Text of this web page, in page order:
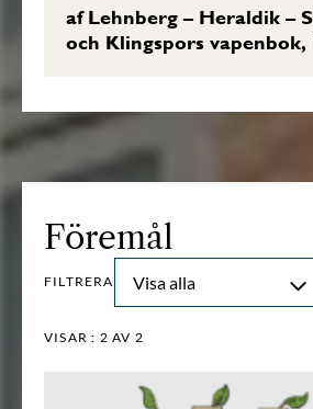
af Lehnberg – Heraldik –
och Klingspors vapenbok,
Föremål
FILTRERA Visa alla
VISAR : 2 AV 2